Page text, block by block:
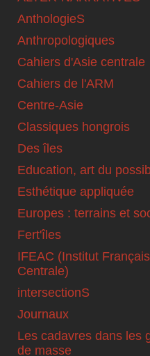
AnthologieS
Anthropologiques
Cahiers d'Asie centrale
Cahiers de l'ARM
Centre-Asie
Classiques hongrois
Des îles
Education, art du
Esthétique appliquée
Europes : terrains et
Fert'îles
IFEAC (Institut
Centrale)
intersectionS
Journaux
Les cadavres dans les
de masse